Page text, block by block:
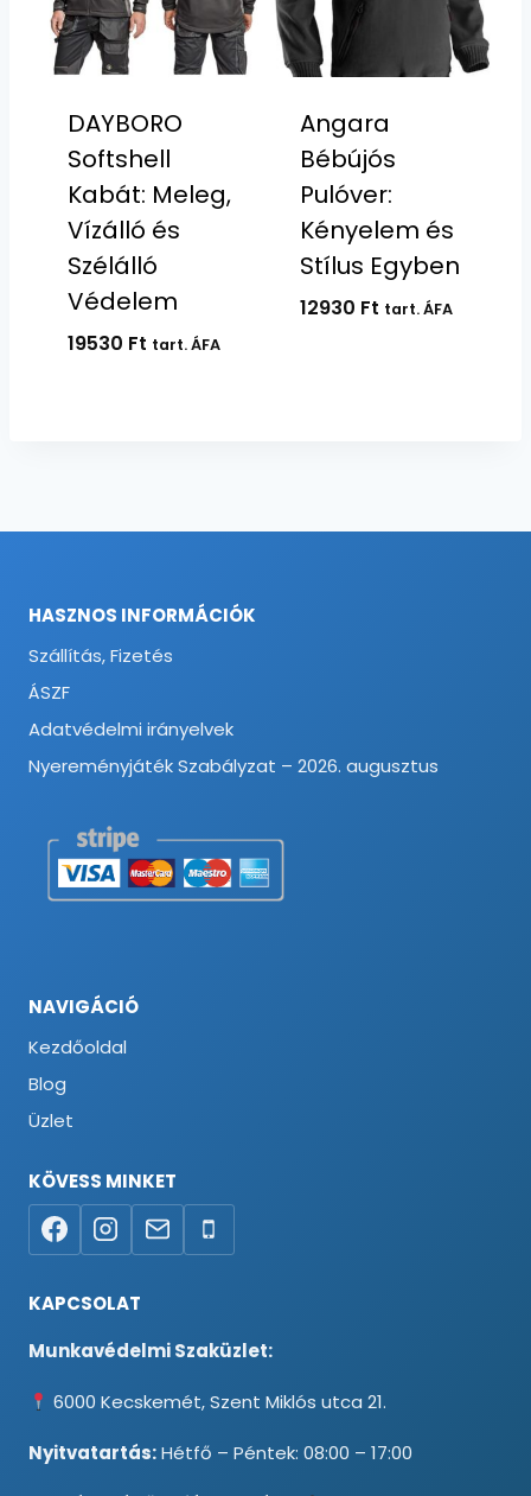
DAYBORO
Softshell
Kabát: Meleg,
Vízálló és
Szélálló
Védelem
19530 Ft tart. ÁFA
Angara
Bébújós
Pulóver:
Kényelem és
Stílus Egyben
12930 Ft tart. ÁFA
HASZNOS INFORMÁCIÓK
Szállítás, Fizetés
ÁSZF
Adatvédelmi irányelvek
Nyereményjáték Szabályzat – 2026. augusztus
NAVIGÁCIÓ
Kezdőoldal
Blog
Üzlet
KÖVESS MINKET
KAPCSOLAT
Munkavédelmi Szaküzlet:
6000 Kecskemét, Szent Miklós utca 21.
Nyitvatartás:Hétfő – Péntek: 08:00 – 17:00